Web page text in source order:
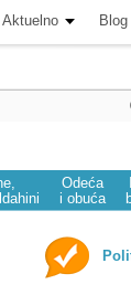
Aktuelno Blog
Odeća
i obuća